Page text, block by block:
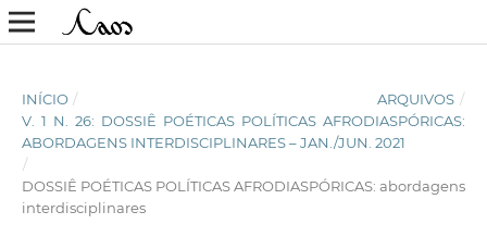
INÍCIO / ARQUIVOS /
V. 1 N. 26: DOSSIÊ POÉTICAS POLÍTICAS AFRODIASPÓRICAS:
ABORDAGENS INTERDISCIPLINARES – JAN./JUN. 2021
/
DOSSIÊ POÉTICAS POLÍTICAS AFRODIASPÓRICAS: abordagens
interdisciplinares